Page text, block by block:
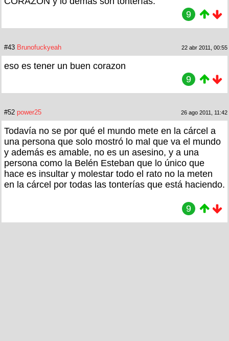
9
#43 Brunofuckyeah 22 abr 2011, 00:55
eso es tener un buen corazon
9
#52 power25 26 ago 2011, 11:42
Todavía no se por qué el mundo mete en la cárcel a
una persona que solo mostró lo mal que va el mundo
y además es amable, no es un asesino, y a una
persona como la Belén Esteban que lo único que
hace es insultar y molestar todo el rato no la meten
en la cárcel por todas las tonterías que está haciendo.
9